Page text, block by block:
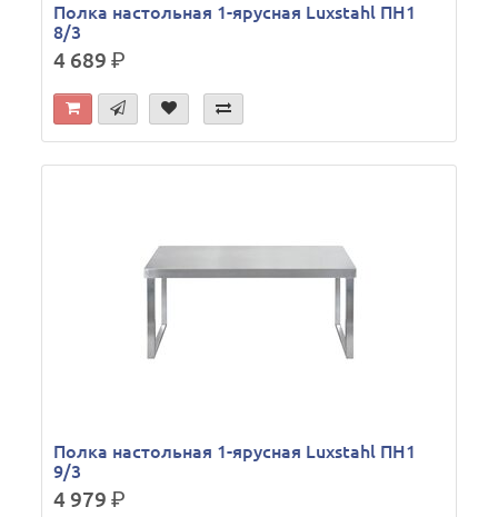
Полка настольная 1-ярусная Luxstahl ПН1
8/3
4 689р.
Полка настольная 1-ярусная Luxstahl ПН1
9/3
4 979р.